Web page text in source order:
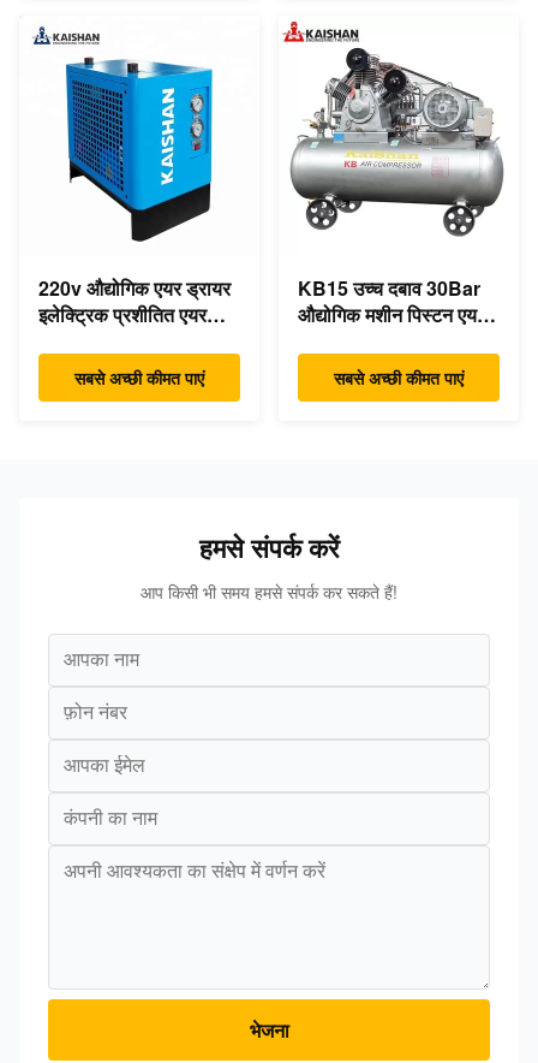
220v औद्योगिक एयर ड्रायर
इलेक्ट्रिक प्रशीतित एयर
सबसे अच्छी कीमत पाएं
KB15 उच्च दबाव 30Bar
औद्योगिक मशीन पिस्टन एयर
सबसे अच्छी कीमत पाएं
हमसे संपर्क करें
आप किसी भी समय हमसे संपर्क कर सकते हैं!
भेजना